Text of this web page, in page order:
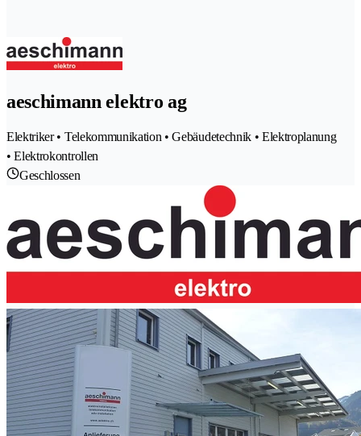
aeschimann elektro ag
Elektriker • Telekommunikation • Gebäudetechnik • Elektroplanung
• Elektrokontrollen
Geschlossen